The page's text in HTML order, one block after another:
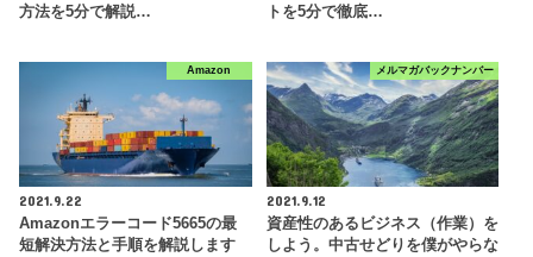
方法を5分で解説…
トを5分で徹底…
Amazon
2021.9.22
Amazonエラーコード5665の最
短解決方法と手順を解説します
メルマガバックナンバー
2021.9.12
資産性のあるビジネス（作業）を
しよう。中古せどりを僕がやらな